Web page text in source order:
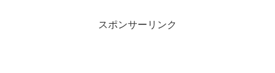
スポンサーリンク